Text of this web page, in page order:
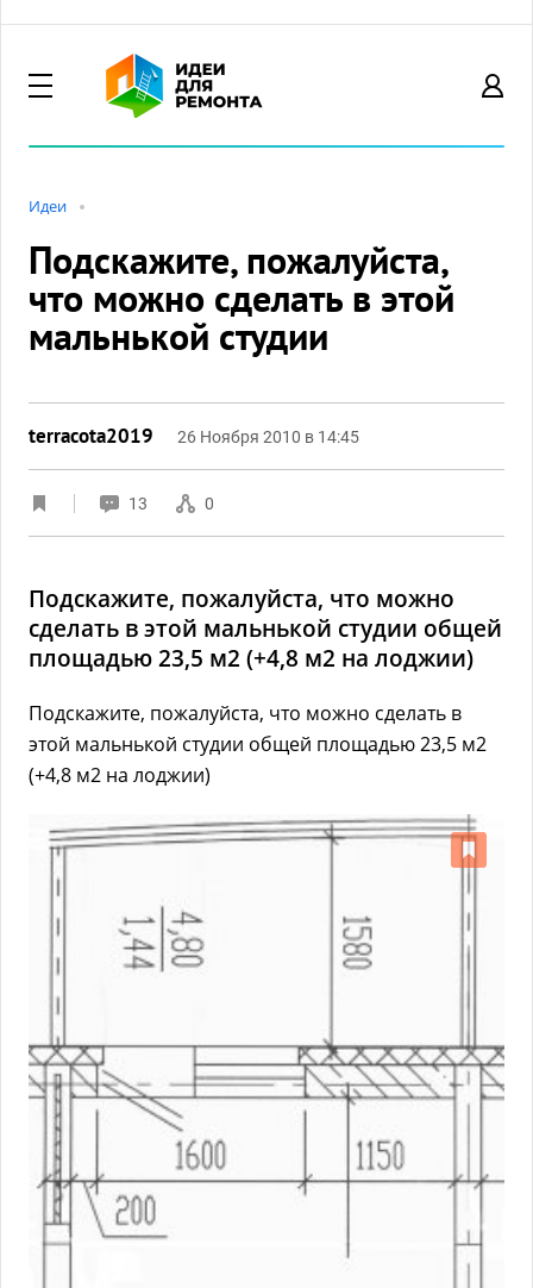
Идеи
Подскажите, пожалуйста,
что можно сделать в этой
мальнькой студии
terracota2019 26 Ноября 2010 в 14:45
13 0
Подскажите, пожалуйста, что можно
сделать в этой мальнькой студии общей
площадью 23,5 м2 (+4,8 м2 на лоджии)
Подскажите, пожалуйста, что можно сделать в
этой мальнькой студии общей площадью 23,5 м2
(+4,8 м2 на лоджии)